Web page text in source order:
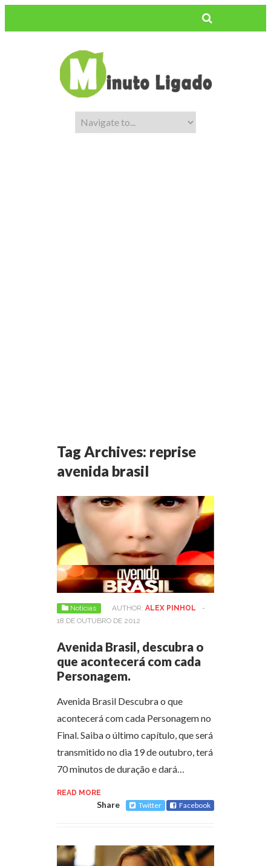
Tag Archives: reprise
avenida brasil
Notícias AUTHOR: ALEX PINHOL
-
18 DE OUTUBRO DE 2012
Avenida Brasil, descubra o
que acontecerá com cada
Personagem.
Avenida Brasil Descubra o que
acontecerá com cada Personagem no
Final. Saiba o último capítulo, que será
transmitido no dia 19 de outubro, terá
70 minutos de duração e dará…
READ MORE
Share Twitter Facebook